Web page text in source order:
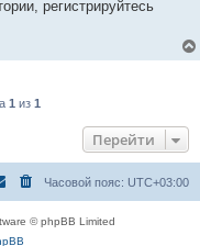
регистрируйтесь
1 из 1
Перейти
Часовой пояс: UTC+03:00
© phpBB Limited